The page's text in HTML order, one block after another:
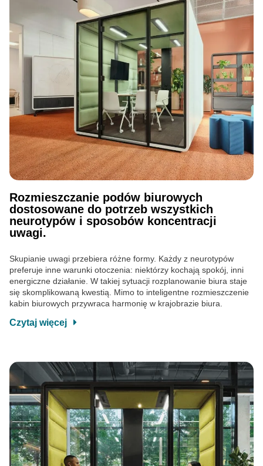
Rozmieszczanie podów biurowych
dostosowane do potrzeb wszystkich
neurotypów i sposobów koncentracji
uwagi.
Skupianie uwagi przebiera różne formy. Każdy z neurotypów
preferuje inne warunki otoczenia: niektórzy kochają spokój, inni
energiczne działanie. W takiej sytuacji rozplanowanie biura staje
się skomplikowaną kwestią. Mimo to inteligentne rozmieszczenie
kabin biurowych przywraca harmonię w krajobrazie biura.
Czytaj więcej